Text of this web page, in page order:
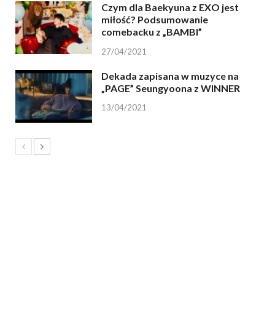
Czym dla Baekyuna z EXO jest
miłość? Podsumowanie
comebacku z „BAMBI”
27/04/2021
Dekada zapisana w muzyce na
„PAGE” Seungyoona z WINNER
13/04/2021